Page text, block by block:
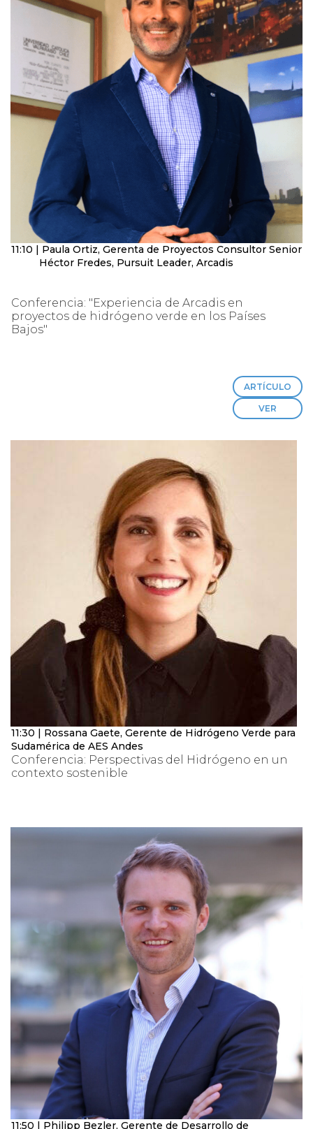
11:10 | Paula Ortiz, Gerenta de Proyectos Consultor Senior
Héctor Fredes, Pursuit Leader, Arcadis
Conferencia: "Experiencia de Arcadis en
proyectos de hidrógeno verde en los Países
Bajos"
ARTÍCULO
VER
11:30 | Rossana Gaete, Gerente de Hidrógeno Verde para
Sudamérica de AES Andes
Conferencia: Perspectivas del Hidrógeno en un
contexto sostenible
11:50 | Philipp Bezler, Gerente de Desarrollo de